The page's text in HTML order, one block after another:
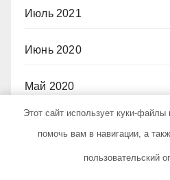
Июль 2021
Июнь 2020
Май 2020
Этот сайт использует куки-файлы
помочь вам в навигации, а
пользовательский